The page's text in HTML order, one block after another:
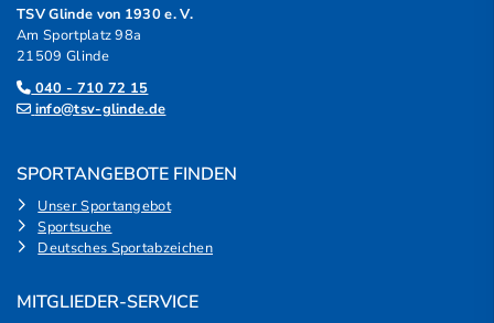
TSV Glinde von 1930 e. V.
Am Sportplatz 98a
21509 Glinde
040 - 710 72 15
info@tsv-glinde.de
SPORTANGEBOTE FINDEN
Unser Sportangebot
Sportsuche
Deutsches Sportabzeichen
MITGLIEDER-SERVICE